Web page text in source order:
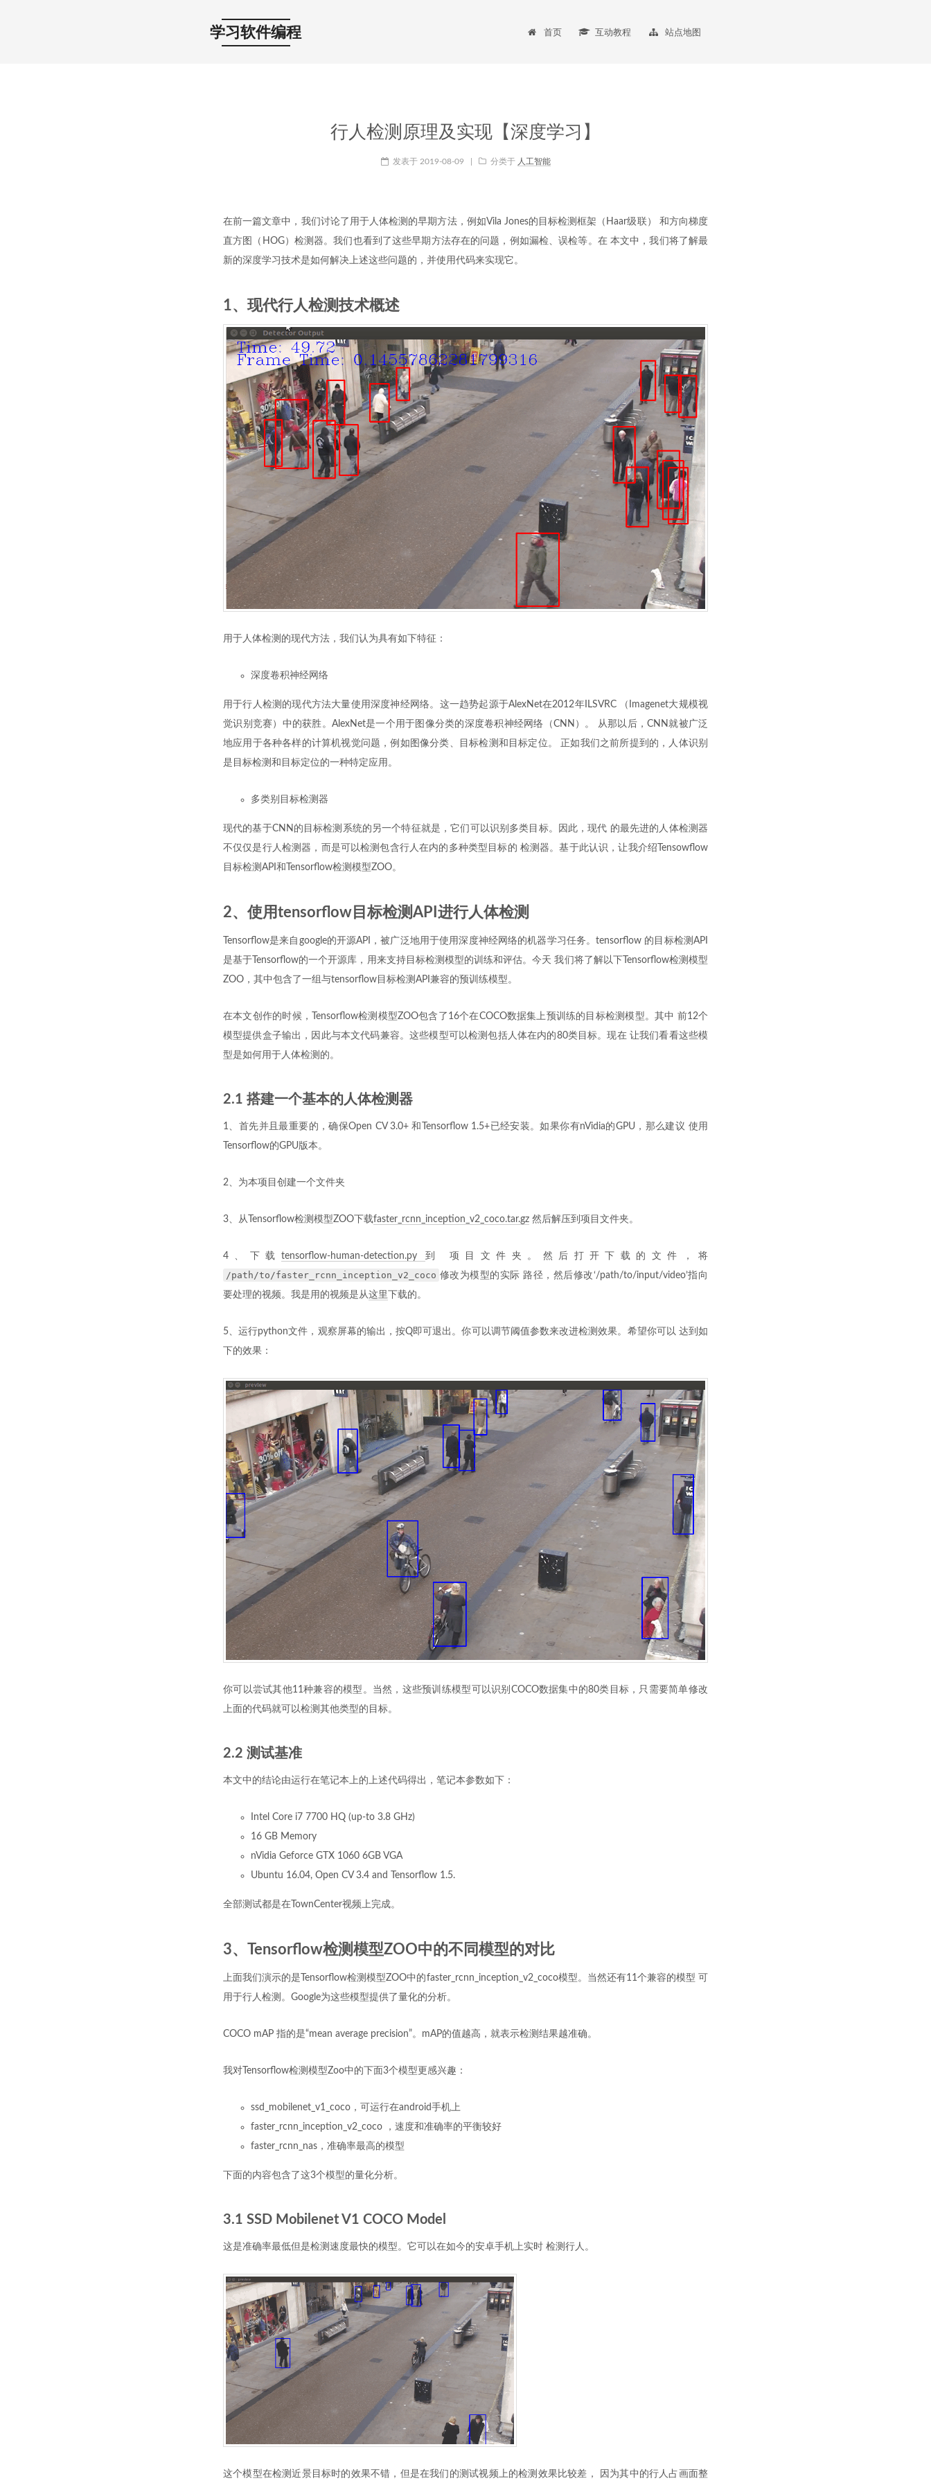
学习软件编程 首页 互动教程 站点地图
行人检测原理及实现【深度学习】
发表于 2019-08-09 分类于 人工智能
在前一篇文章中，我们讨论了用于人体检测的早期方法，例如Vila Jones的目标检测框架（Haar级联） 和方向梯度
直方图（HOG）检测器。我们也看到了这些早期方法存在的问题，例如漏检、误检等。在 本文中，我们将了解最
新的深度学习技术是如何解决上述这些问题的，并使用代码来实现它。
1、现代行人检测技术概述
用于人体检测的现代方法，我们认为具有如下特征：
深度卷积神经网络
用于行人检测的现代方法大量使用深度神经网络。这一趋势起源于AlexNet在2012年ILSVRC （Imagenet大规模视
觉识别竞赛）中的获胜。AlexNet是一个用于图像分类的深度卷积神经网络（CNN）。 从那以后，CNN就被广泛
地应用于各种各样的计算机视觉问题，例如图像分类、目标检测和目标定位。 正如我们之前所提到的，人体识别
是目标检测和目标定位的一种特定应用。
多类别目标检测器
现代的基于CNN的目标检测系统的另一个特征就是，它们可以识别多类目标。因此，现代 的最先进的人体检测器
不仅仅是行人检测器，而是可以检测包含行人在内的多种类型目标的 检测器。基于此认识，让我介绍Tensowflow
目标检测API和Tensorflow检测模型ZOO。
2、使用tensorflow目标检测API进行人体检测
Tensorflow是来自google的开源API，被广泛地用于使用深度神经网络的机器学习任务。tensorflow 的目标检测API
是基于Tensorflow的一个开源库，用来支持目标检测模型的训练和评估。今天 我们将了解以下Tensorflow检测模型
ZOO，其中包含了一组与tensorflow目标检测API兼容的预训练模型。
在本文创作的时候，Tensorflow检测模型ZOO包含了16个在COCO数据集上预训练的目标检测模型。其中 前12个
模型提供盒子输出，因此与本文代码兼容。这些模型可以检测包括人体在内的80类目标。现在 让我们看看这些模
型是如何用于人体检测的。
2.1 搭建一个基本的人体检测器
1、首先并且最重要的，确保Open CV 3.0+ 和Tensorflow 1.5+已经安装。如果你有nVidia的GPU，那么建议 使用
Tensorflow的GPU版本。
2、为本项目创建一个文件夹
3、从Tensorflow检测模型ZOO下载faster_rcnn_inception_v2_coco.tar.gz 然后解压到项目文件夹。
4、下载 tensorflow-human-detection.py到 项目文件夹。然后打开下载的文件，将
/path/to/faster_rcnn_inception_v2_coco 修改为模型的实际 路径，然后修改‘/path/to/input/video’指向
要处理的视频。我是用的视频是从这里 下载的。
5、运行python文件，观察屏幕的输出，按Q即可退出。你可以调节阈值参数来改进检测效果。希望你可以 达到如
下的效果：
你可以尝试其他11种兼容的模型。当然，这些预训练模型可以识别COCO数据集中的80类目标，只需要简单修改
上面的代码就可以检测其他类型的目标。
2.2 测试基准
本文中的结论由运行在笔记本上的上述代码得出，笔记本参数如下：
Intel Core i7 7700 HQ (up-to 3.8 GHz)
16 GB Memory
nVidia Geforce GTX 1060 6GB VGA
Ubuntu 16.04, Open CV 3.4 and Tensorflow 1.5.
全部测试都是在TownCenter视频上完成。
3、Tensorflow检测模型ZOO中的不同模型的对比
上面我们演示的是Tensorflow检测模型ZOO中的faster_rcnn_inception_v2_coco模型。当然还有11个兼容的模型 可
用于行人检测。Google为这些模型提供了量化的分析。
COCO mAP 指的是“mean average precision”。mAP的值越高，就表示检测结果越准确。
我对Tensorflow检测模型Zoo中的下面3个模型更感兴趣：
ssd_mobilenet_v1_coco，可运行在android手机上
faster_rcnn_inception_v2_coco ，速度和准确率的平衡较好
faster_rcnn_nas，准确率最高的模型
下面的内容包含了这3个模型的量化分析。
3.1 SSD Mobilenet V1 COCO Model
这是准确率最低但是检测速度最快的模型。它可以在如今的安卓手机上实时 检测行人。
这个模型在检测近景目标时的效果不错，但是在我们的测试视频上的检测效果比较差， 因为其中的行人占画面整